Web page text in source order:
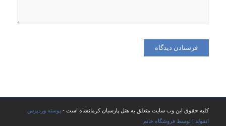
کلیه حقوق این وب سایت متعلق به هتل پارسیان کرمانشاه است - پوسته وردپرس
انفولد | توسط فروشگاه خاتم